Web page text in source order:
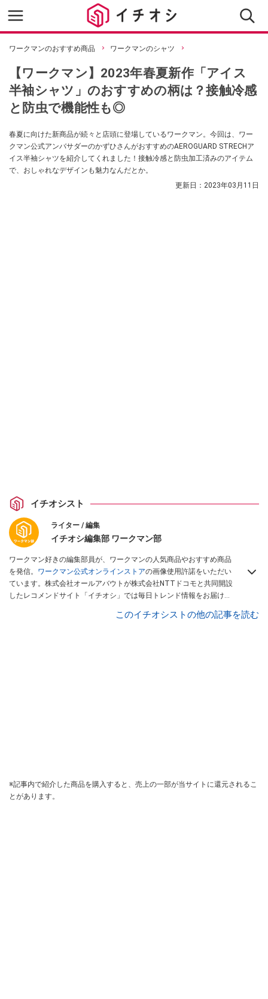
ワークマンのおすすめ商品 ワークマンのシャツ
【ワークマン】2023年春夏新作「アイス
半袖シャツ」のおすすめの柄は？接触冷感
と防虫で機能性も◎
春夏に向けた新商品が続々と店頭に登場しているワークマン。今回は、ワー
クマン公式アンバサダーのかずひさんがおすすめのAEROGUARD STRECHア
イス半袖シャツを紹介してくれました！接触冷感と防虫加工済みのアイテム
で、おしゃれなデザインも魅力なんだとか。
更新日： 2023年03月11日
イチオシスト
ライター / 編集
イチオシ編集部 ワークマン部
ワークマン好きの編集部員が、ワークマンの人気商品やおすすめ商品
を発信。 ワークマン公式オンラインストアの画像使用許諾をいただい
ています。株式会社オールアバウトが株式会社NTTドコモと共同開設
したレコメンドサイト「イチオシ」では毎日トレンド情報をお届け。
このイチオシストの他の記事を読む
※記事内で紹介した商品を購入すると、売上の一部が当サイトに還元されるこ
とがあります。